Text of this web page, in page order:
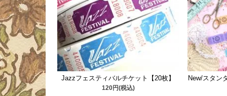
Jazzフェスティバルチケット【20枚】
120円(税込)
New/スタン